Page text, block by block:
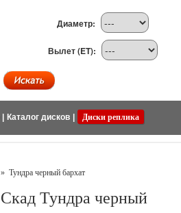
Диаметр:
Вылет (ET):
Каталог дисков Диски реплика
» Тундра черный бархат
Скад Тундра черный